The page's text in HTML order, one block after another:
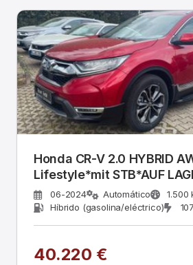
Honda CR-V 2.0 HYBRID
Lifestyle*mit STB*AUF
06-2024 Automático
1.500
Híbrido (gasolina/eléctrico)
40.220 €